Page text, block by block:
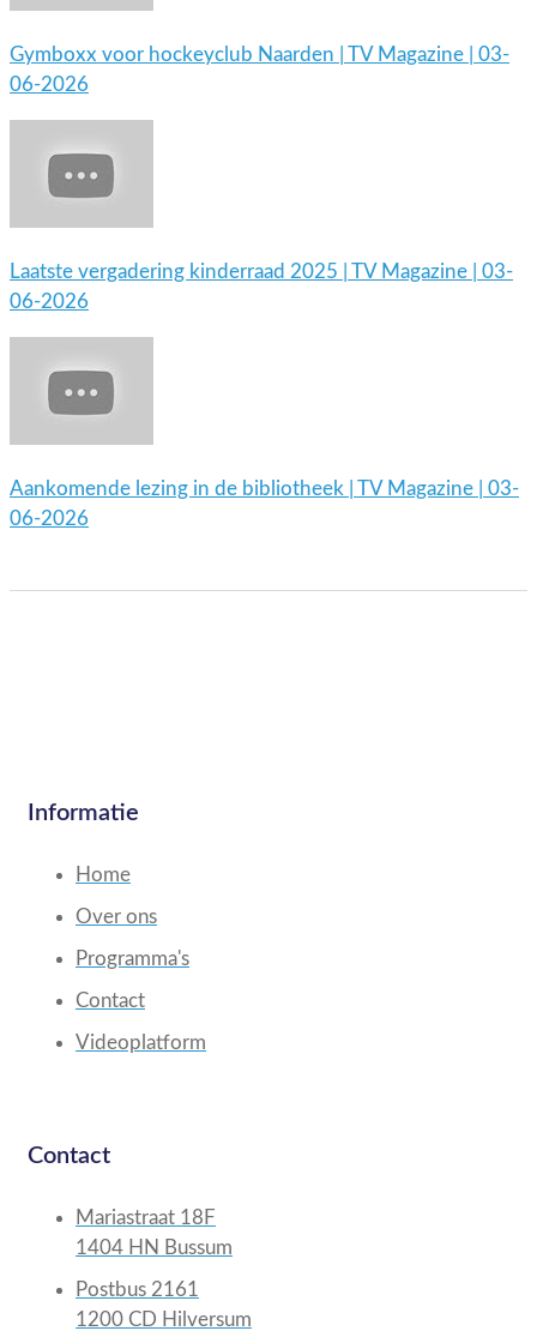
Gymboxx voor hockeyclub Naarden | TV Magazine | 03-
06-2026
Laatste vergadering kinderraad 2025 | TV Magazine | 03-
06-2026
Aankomende lezing in de bibliotheek | TV Magazine | 03-
06-2026
Informatie
Home
Over ons
Programma's
Contact
Videoplatform
Contact
Mariastraat 18F
1404 HN Bussum
Postbus 2161
1200 CD Hilversum